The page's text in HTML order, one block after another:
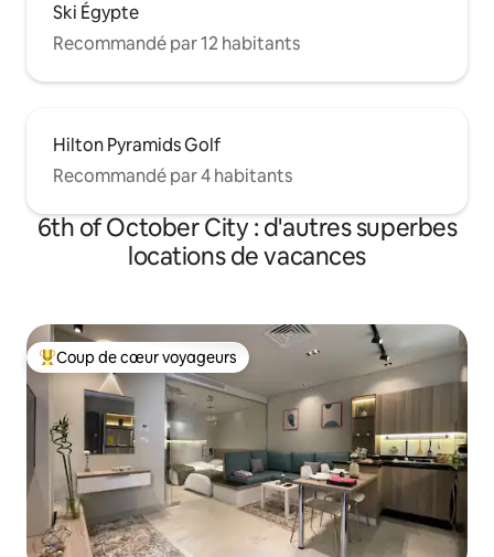
Ski Égypte
Recommandé par 12 habitants
Hilton Pyramids Golf
Recommandé par 4 habitants
6th of October City : d'autres superbes
locations de vacances
Coups de cœur voyageurs les plus appréciés
Coup de cœur voyageurs